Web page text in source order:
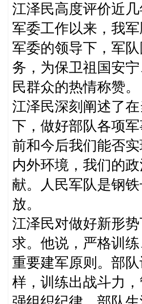
江泽民高度评价近
军委工作以来，我
军委的领导下，军
务，为保卫祖国安
民群众的热情称赞。
江泽民深刻阐述了
下，做好部队各项
前和今后我们能否
内外环境，我们的
献。人民军队是钢
放。
江泽民对做好新形
求。他说，严格训
重要建军原则。部
样，训练出战斗力